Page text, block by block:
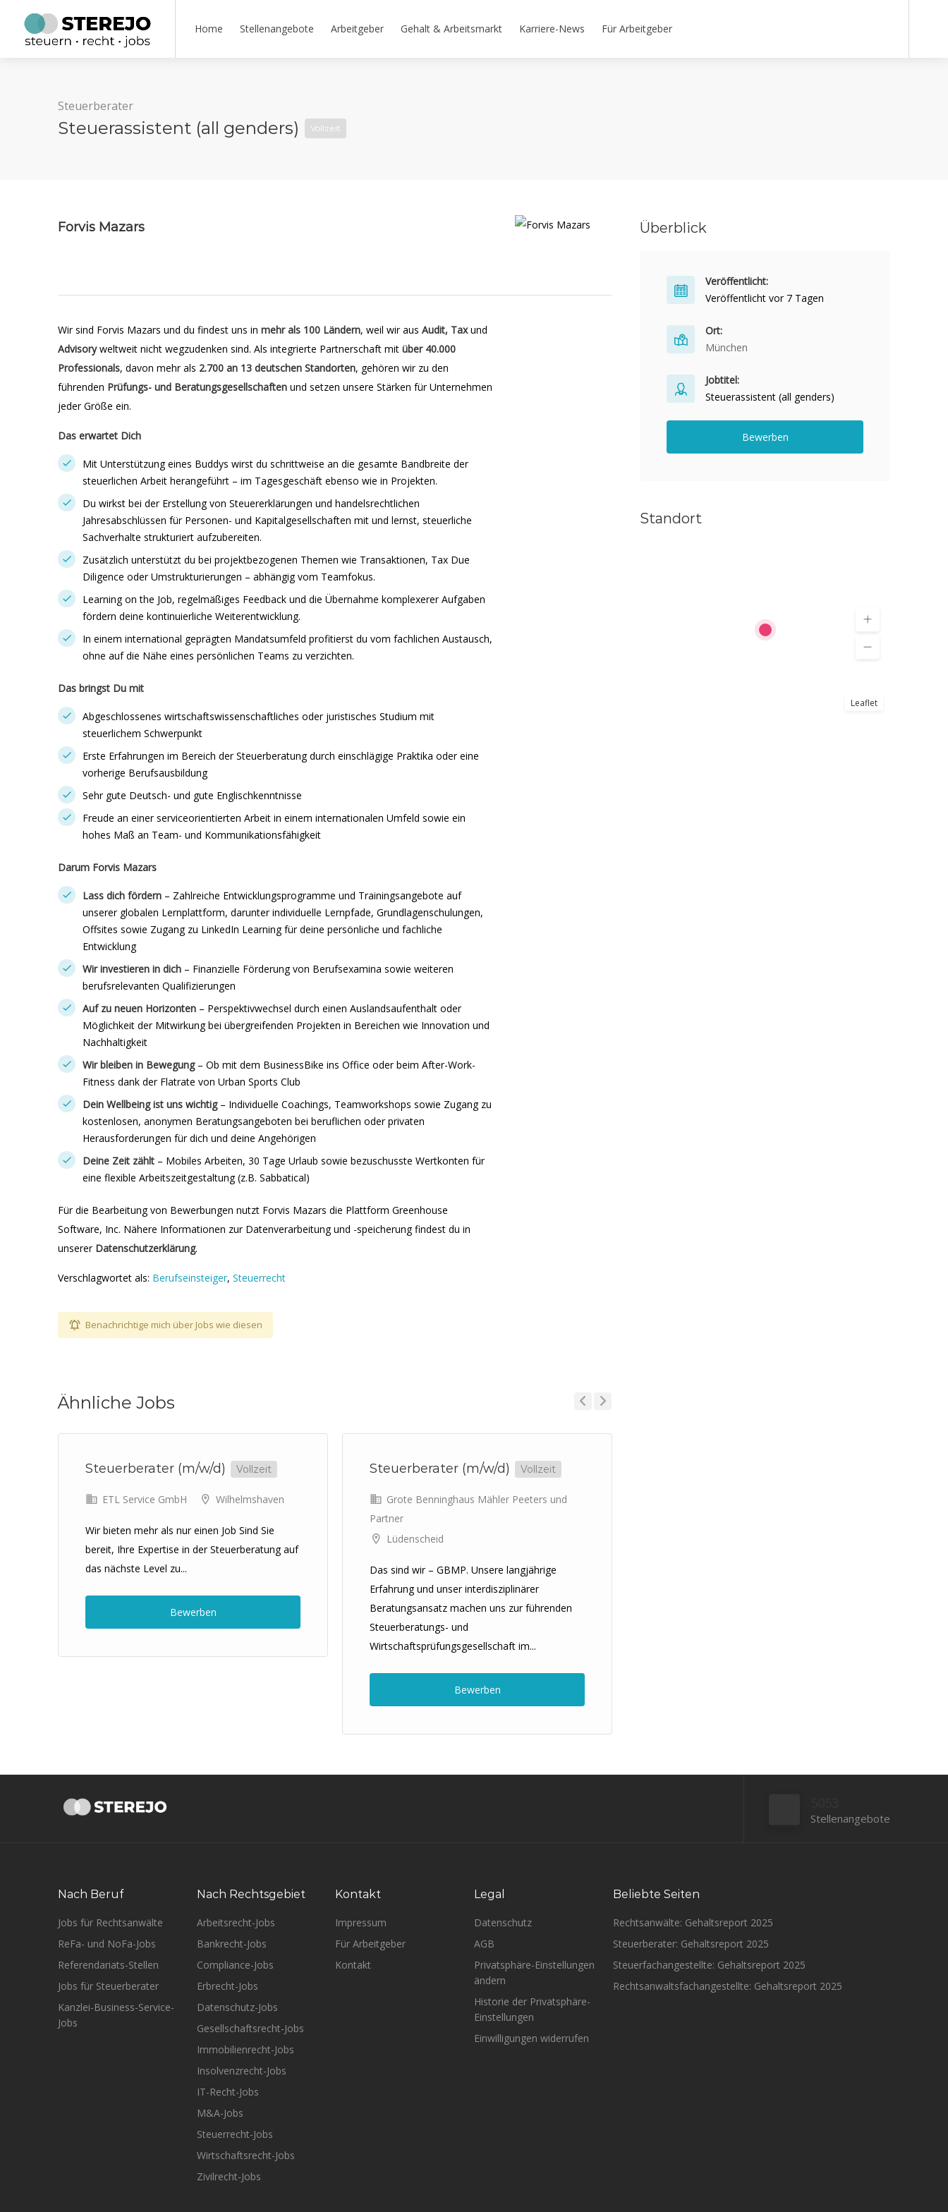
Home Stellenangebote Arbeitgeber Gehalt & Arbeitsmarkt Karriere-News Für Arbeitgeber
Steuerberater
Steuerassistent (all genders) Vollzeit
Forvis Mazars
Wir sind Forvis Mazars und du findest uns in mehr als 100 Ländern, weil wir aus Audit, Taxund
Advisoryweltweit nicht wegzudenken sind. Als integrierte Partnerschaft mit über 40.000
Professionals, davon mehr als 2.700 an 13 deutschen Standorten, gehören wir zu den
führenden Prüfungs- und Beratungsgesellschaften und setzen unsere Stärken für Unternehmen
jeder Größe ein.
Das erwartet Dich
Mit Unterstützung eines Buddys wirst du schrittweise an die gesamte Bandbreite der
steuerlichen Arbeit herangeführt – im Tagesgeschäft ebenso wie in Projekten.
Du wirkst bei der Erstellung von Steuererklärungen und handelsrechtlichen
Jahresabschlüssen für Personen- und Kapitalgesellschaften mit und lernst, steuerliche
Sachverhalte strukturiert aufzubereiten.
Zusätzlich unterstützt du bei projektbezogenen Themen wie Transaktionen, Tax Due
Diligence oder Umstrukturierungen – abhängig vom Teamfokus.
Learning on the Job, regelmäßiges Feedback und die Übernahme komplexerer Aufgaben
fördern deine kontinuierliche Weiterentwicklung.
In einem international geprägten Mandatsumfeld profitierst du vom fachlichen Austausch,
ohne auf die Nähe eines persönlichen Teams zu verzichten.
Das bringst Du mit
Abgeschlossenes wirtschaftswissenschaftliches oder juristisches Studium mit
steuerlichem Schwerpunkt
Erste Erfahrungen im Bereich der Steuerberatung durch einschlägige Praktika oder eine
vorherige Berufsausbildung
Sehr gute Deutsch- und gute Englischkenntnisse
Freude an einer serviceorientierten Arbeit in einem internationalen Umfeld sowie ein
hohes Maß an Team- und Kommunikationsfähigkeit
Darum Forvis Mazars
Lass dich fördern – Zahlreiche Entwicklungsprogramme und Trainingsangebote auf
unserer globalen Lernplattform, darunter individuelle Lernpfade, Grundlagenschulungen,
Offsites sowie Zugang zu LinkedIn Learning für deine persönliche und fachliche
Entwicklung
Wir investieren in dich – Finanzielle Förderung von Berufsexamina sowie weiteren
berufsrelevanten Qualifizierungen
Auf zu neuen Horizonten – Perspektivwechsel durch einen Auslandsaufenthalt oder
Möglichkeit der Mitwirkung bei übergreifenden Projekten in Bereichen wie Innovation und
Nachhaltigkeit
Wir bleiben in Bewegung– Ob mit dem BusinessBike ins Office oder beim After-Work-
Fitness dank der Flatrate von Urban Sports Club
Dein Wellbeing ist uns wichtig – Individuelle Coachings, Teamworkshops sowie Zugang zu
kostenlosen, anonymen Beratungsangeboten bei beruflichen oder privaten
Herausforderungen für dich und deine Angehörigen
Deine Zeit zählt – Mobiles Arbeiten, 30 Tage Urlaub sowie bezuschusste Wertkonten für
eine flexible Arbeitszeitgestaltung (z.B. Sabbatical)
Für die Bearbeitung von Bewerbungen nutzt Forvis Mazars die Plattform Greenhouse
Software, Inc. Nähere Informationen zur Datenverarbeitung und -speicherung findest du in
unserer Datenschutzerklärung.
Verschlagwortet als: Berufseinsteiger, Steuerrecht
Benachrichtige mich über Jobs wie diesen
Ähnliche Jobs
Steuerberater (m/w/d) Vollzeit
ETL Service GmbH Wilhelmshaven
Wir bieten mehr als nur einen Job Sind Sie
bereit, Ihre Expertise in der Steuerberatung auf
das nächste Level zu...
Bewerben
Steuerberater (m/w/d) Vollzeit
Grote Benninghaus Mähler Peeters und
Partner
Lüdenscheid
Das sind wir – GBMP. Unsere langjährige
Erfahrung und unser interdisziplinärer
Beratungsansatz machen uns zur führenden
Steuerberatungs- und
Wirtschaftsprüfungsgesellschaft im...
Bewerben
Überblick
Veröffentlicht:
Veröffentlicht vor 7 Tagen
Ort:
München
Jobtitel:
Steuerassistent (all genders)
Bewerben
Standort
Leaflet
Stellenangebote
Nach Beruf
Jobs für Rechtsanwälte
ReFa- und NoFa-Jobs
Referendariats-Stellen
Jobs für Steuerberater
Kanzlei-Business-Service-
Jobs
Nach Rechtsgebiet
Arbeitsrecht-Jobs
Bankrecht-Jobs
Compliance-Jobs
Erbrecht-Jobs
Datenschutz-Jobs
Gesellschaftsrecht-Jobs
Immobilienrecht-Jobs
Insolvenzrecht-Jobs
IT-Recht-Jobs
M&A-Jobs
Steuerrecht-Jobs
Wirtschaftsrecht-Jobs
Zivilrecht-Jobs
Kontakt
Impressum
Für Arbeitgeber
Kontakt
Legal
Datenschutz
AGB
Privatsphäre-Einstellungen
ändern
Historie der Privatsphäre-
Einstellungen
Einwilligungen widerrufen
Beliebte Seiten
Rechtsanwälte: Gehaltsreport 2025
Steuerberater: Gehaltsreport 2025
Steuerfachangestellte: Gehaltsreport 2025
Rechtsanwaltsfachangestellte: Gehaltsreport 2025